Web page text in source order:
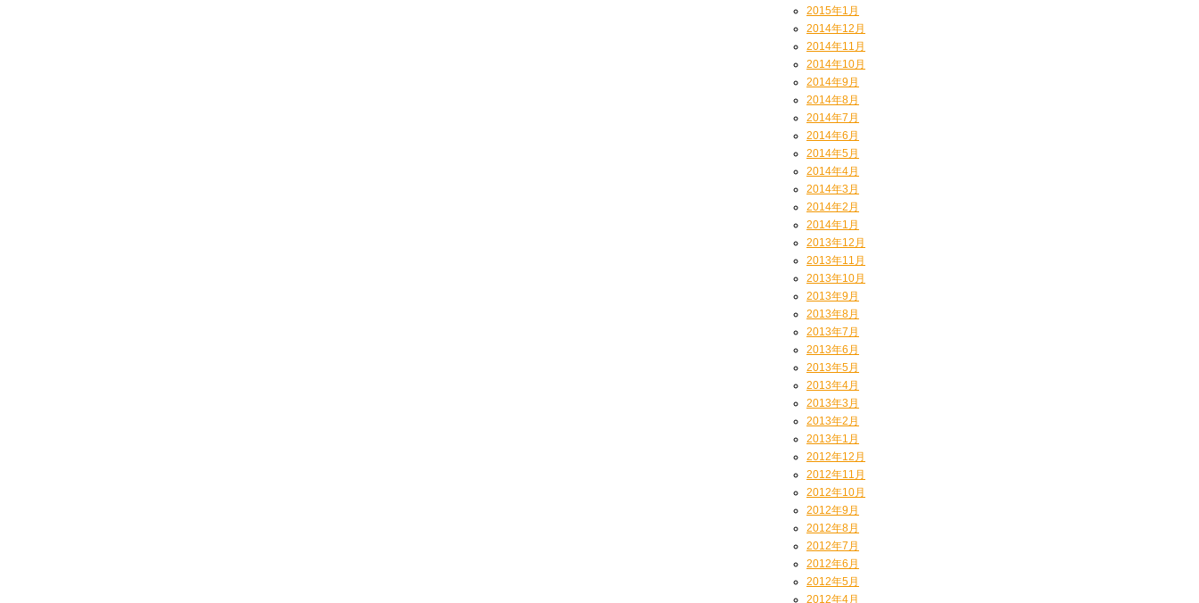
2015年1月
2014年12月
2014年11月
2014年10月
2014年9月
2014年8月
2014年7月
2014年6月
2014年5月
2014年4月
2014年3月
2014年2月
2014年1月
2013年12月
2013年11月
2013年10月
2013年9月
2013年8月
2013年7月
2013年6月
2013年5月
2013年4月
2013年3月
2013年2月
2013年1月
2012年12月
2012年11月
2012年10月
2012年9月
2012年8月
2012年7月
2012年6月
2012年5月
2012年4月